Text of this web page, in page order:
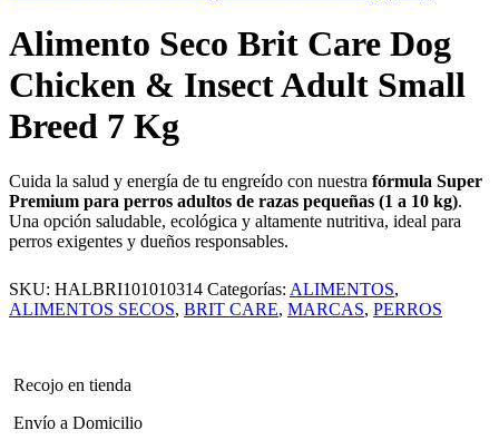
Alimento Seco Brit Care Dog
Chicken & Insect Adult Small
Breed 7 Kg
Cuida la salud y energía de tu engreído con nuestra fórmula Super
Premium para perros adultos de razas pequeñas (1 a 10 kg).
Una opción saludable, ecológica y altamente nutritiva, ideal para
perros exigentes y dueños responsables.
SKU: HALBRI101010314 Categorías: ALIMENTOS,
ALIMENTOS SECOS, BRIT CARE, MARCAS, PERROS
Recojo en tienda
Envío a Domicilio